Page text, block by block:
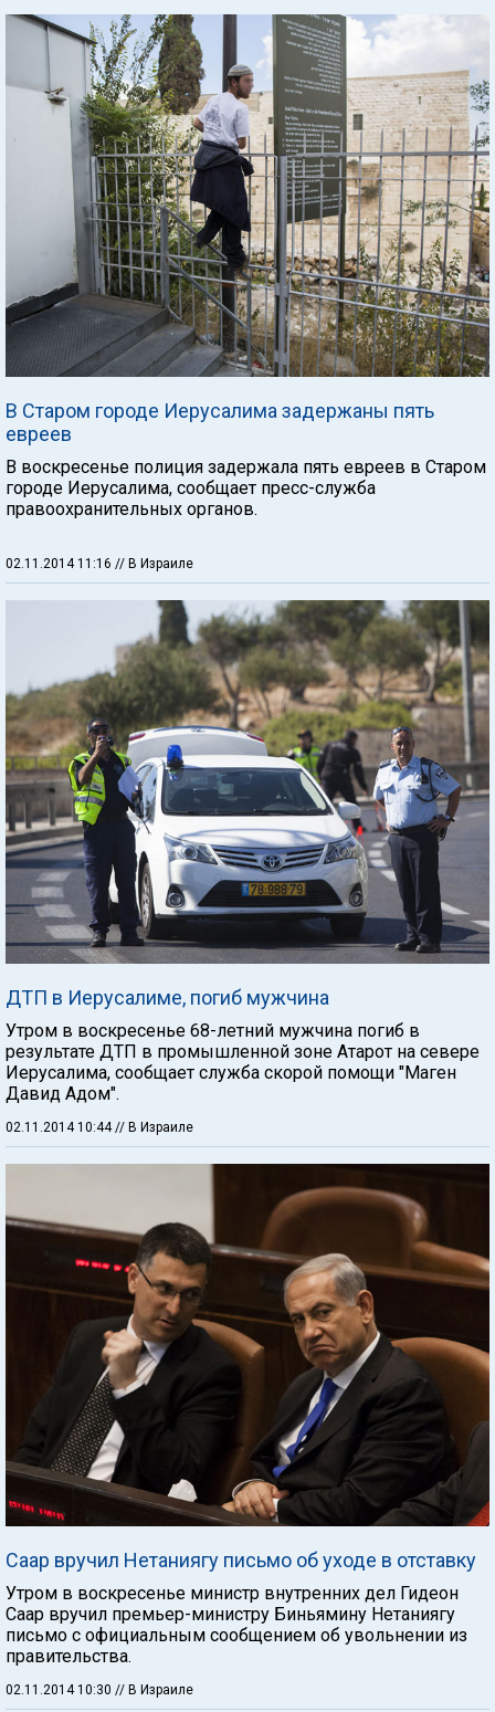
В Старом городе Иерусалима задержаны пять
евреев
В воскресенье полиция задержала пять евреев в Старом
городе Иерусалима, сообщает пресс-служба
правоохранительных органов.
02.11.2014 11:16 // В Израиле
ДТП в Иерусалиме, погиб мужчина
Утром в воскресенье 68-летний мужчина погиб в
результате ДТП в промышленной зоне Атарот на севере
Иерусалима, сообщает служба скорой помощи "Маген
Давид Адом".
02.11.2014 10:44 // В Израиле
Саар вручил Нетаниягу письмо об уходе в отставку
Утром в воскресенье министр внутренних дел Гидеон
Саар вручил премьер-министру Биньямину Нетаниягу
письмо с официальным сообщением об увольнении из
правительства.
02.11.2014 10:30 // В Израиле